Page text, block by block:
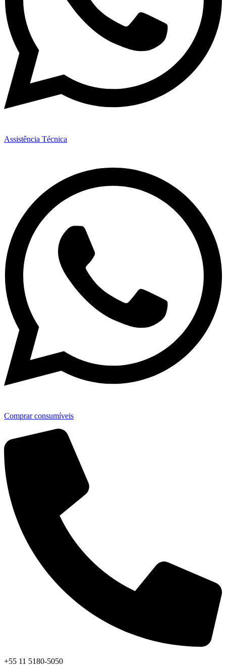
Assistência Técnica
Comprar consumíveis
+55 11 5180-5050